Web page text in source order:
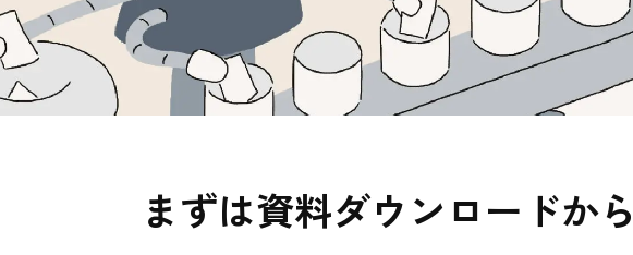
まずは資料ダウンロードか